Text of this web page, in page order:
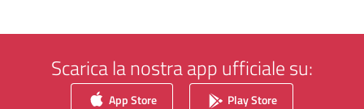
Scarica la nostra app ufficiale su:
App Store Play Store